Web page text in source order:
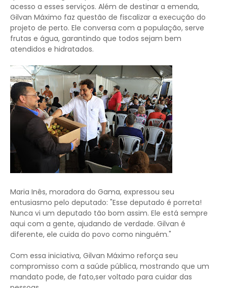
acesso a esses serviços. Além de destinar a emenda,
Gilvan Máximo faz questão de fiscalizar a execução do
projeto de perto. Ele conversa com a população, serve
frutas e água, garantindo que todos sejam bem
atendidos e hidratados.
Maria Inês, moradora do Gama, expressou seu
entusiasmo pelo deputado: "Esse deputado é porreta!
Nunca vi um deputado tão bom assim. Ele está sempre
aqui com a gente, ajudando de verdade. Gilvan é
diferente, ele cuida do povo como ninguém."
Com essa iniciativa, Gilvan Máximo reforça seu
compromisso com a saúde pública, mostrando que um
mandato pode, de fato,ser voltado para cuidar das